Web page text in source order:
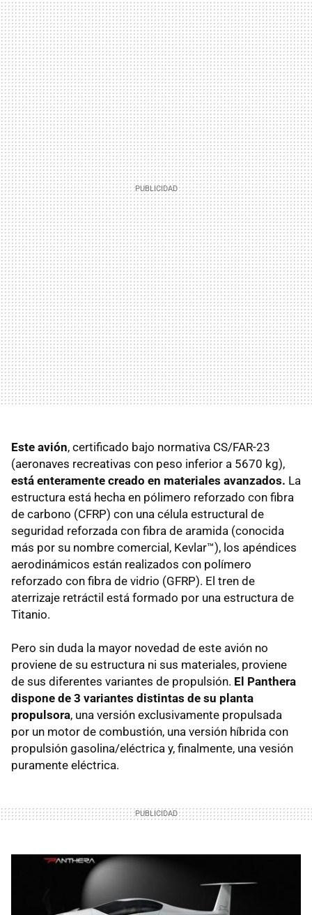
Este avión, certificado bajo normativa CS/FAR-23
(aeronaves recreativas con peso inferior a 5670 kg),
está enteramente creado en materiales avanzados. La
estructura está hecha en pólimero reforzado con fibra
de carbono (CFRP) con una célula estructural de
seguridad reforzada con fibra de aramida (conocida
más por su nombre comercial, Kevlar™), los apéndices
aerodinámicos están realizados con polímero
reforzado con fibra de vidrio (GFRP). El tren de
aterrizaje retráctil está formado por una estructura de
Titanio.
Pero sin duda la mayor novedad de este avión no
proviene de su estructura ni sus materiales, proviene
de sus diferentes variantes de propulsión. El Panthera
dispone de 3 variantes distintas de su planta
propulsora, una versión exclusivamente propulsada
por un motor de combustión, una versión híbrida con
propulsión gasolina/eléctrica y, finalmente, una vesión
puramente eléctrica.